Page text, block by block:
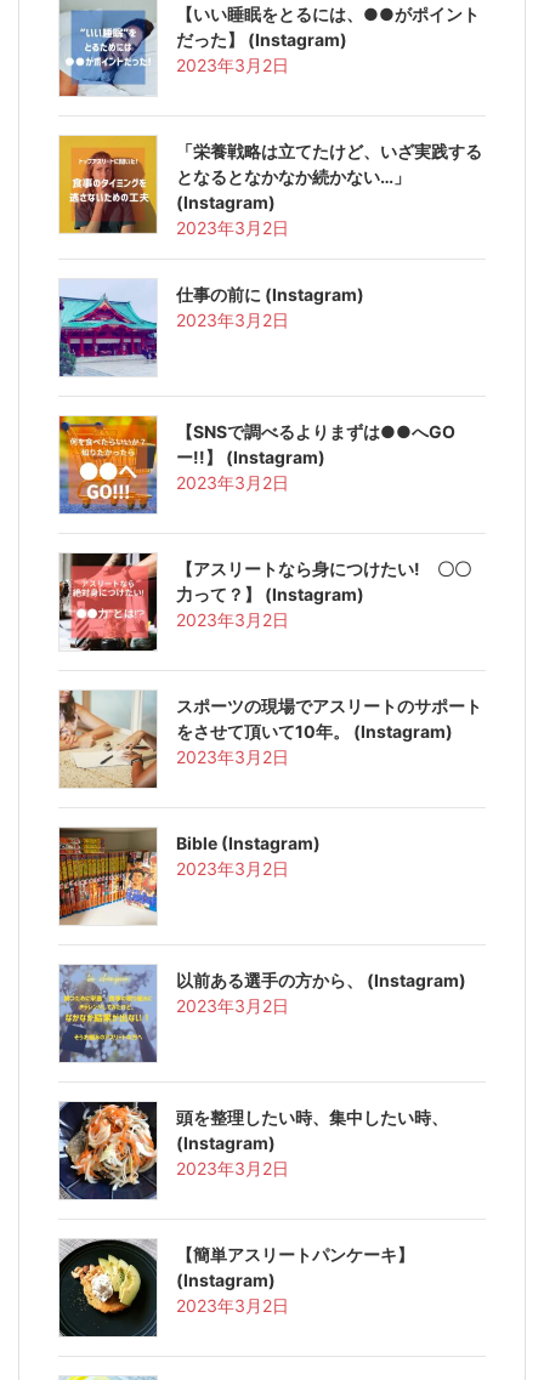
【いい睡眠をとるには、●●がポイント
だった】 (Instagram)
2023年3月2日
「栄養戦略は立てたけど、いざ実践する
となるとなかなか続かない…」
(Instagram)
2023年3月2日
仕事の前に (Instagram)
2023年3月2日
【SNSで調べるよりまずは●●へGO
ー!!】 (Instagram)
2023年3月2日
【アスリートなら身につけたい! 〇〇
力って？】 (Instagram)
2023年3月2日
スポーツの現場でアスリートのサポート
をさせて頂いて10年。 (Instagram)
2023年3月2日
Bible (Instagram)
2023年3月2日
以前ある選手の方から、 (Instagram)
2023年3月2日
頭を整理したい時、集中したい時、
(Instagram)
2023年3月2日
【簡単アスリートパンケーキ】
(Instagram)
2023年3月2日